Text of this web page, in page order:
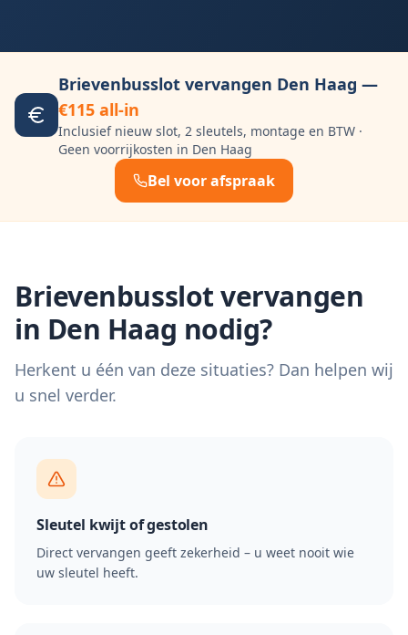
Brievenbusslot vervangen Den Haag —
€115 all-in
Inclusief nieuw slot, 2 sleutels, montage en BTW ·
Geen voorrijkosten in Den Haag
Bel voor afspraak
Brievenbusslot vervangen
in Den Haag nodig?
Herkent u één van deze situaties? Dan helpen wij
u snel verder.
Sleutel kwijt of gestolen
Direct vervangen geeft zekerheid – u weet nooit wie
uw sleutel heeft.